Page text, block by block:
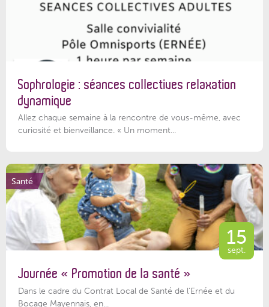
Sophrologie : séances collectives relaxation
dynamique
Allez chaque semaine à la rencontre de vous-même, avec
curiosité et bienveillance. « Un moment...
Santé
15
sept.
Journée « Promotion de la santé »
Dans le cadre du Contrat Local de Santé de l’Ernée et du
Bocage Mayennais, en...